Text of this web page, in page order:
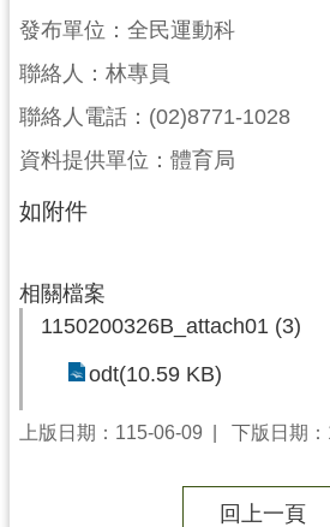
育
局
機
通
訊
錄
場
館
體
育
發布單位：全民運動科
聯絡人：林專員
聯絡人電話：(02)8771-1028
資料提供單位：體育局
如附件
相關檔案
1150200326B_attach01 (3)
odt(10.59 KB)
上版日期：115-06-09 下版日期
回上一頁